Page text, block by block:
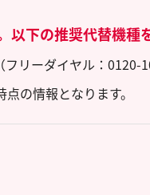
下の推奨代替機種
リーダイヤル：
の情報となります。